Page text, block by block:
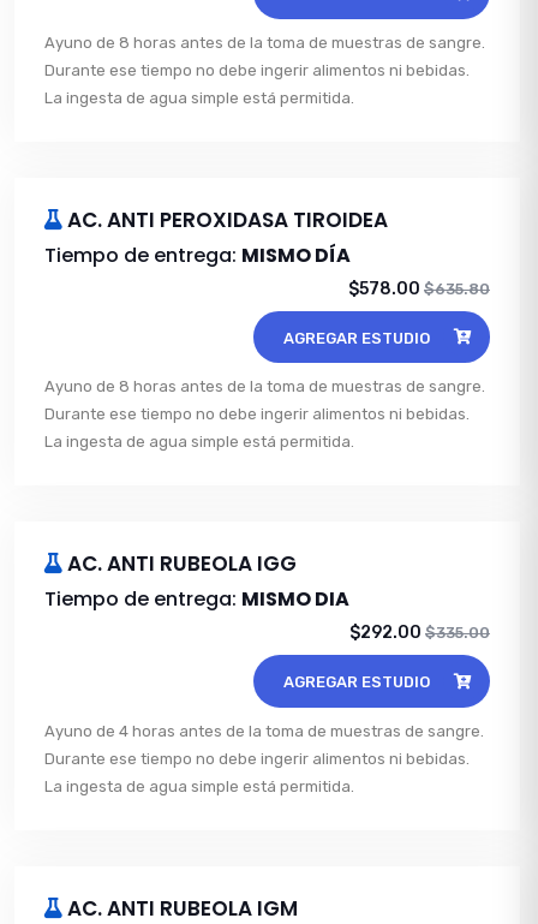
Ayuno de 8 horas antes de la toma de muestras de sangre.
Durante ese tiempo no debe ingerir alimentos ni bebidas.
La ingesta de agua simple está permitida.
AC. ANTI PEROXIDASA TIROIDEA
Tiempo de entrega: MISMO DÍA
$578.00 $635.80
AGREGAR ESTUDIO
Ayuno de 8 horas antes de la toma de muestras de sangre.
Durante ese tiempo no debe ingerir alimentos ni bebidas.
La ingesta de agua simple está permitida.
AC. ANTI RUBEOLA IGG
Tiempo de entrega: MISMO DIA
$292.00 $335.00
AGREGAR ESTUDIO
Ayuno de 4 horas antes de la toma de muestras de sangre.
Durante ese tiempo no debe ingerir alimentos ni bebidas.
La ingesta de agua simple está permitida.
AC. ANTI RUBEOLA IGM